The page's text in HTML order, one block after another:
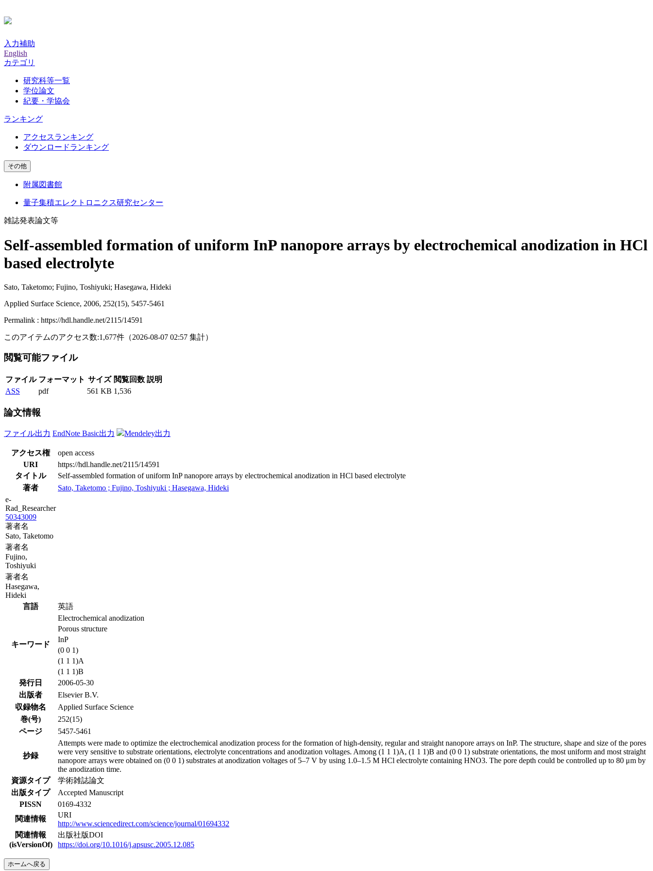
入力補助
English
カテゴリ
研究科等一覧
学位論文
紀要・学協会
ランキング
アクセスランキング
ダウンロードランキング
その他
附属図書館
量子集積エレクトロニクス研究センター
雑誌発表論文等
Self-assembled formation of uniform InP nanopore arrays by electrochemical anodization in HCl
based electrolyte
Sato, Taketomo; Fujino, Toshiyuki; Hasegawa, Hideki
Applied Surface Science, 2006, 252(15), 5457-5461
Permalink : https://hdl.handle.net/2115/14591
このアイテムのアクセス数:1,677件 （2026-08-07 02:57 集計）
閲覧可能ファイル
ファイル フォーマット サイズ 閲覧回数 説明
ASS
pdf 561 KB 1,536
論文情報
ファイル出力 EndNote Basic出力 Mendeley出力
アクセス権
open access
URI
https://hdl.handle.net/2115/14591
タイトル
Self-assembled formation of uniform InP nanopore arrays by electrochemical anodization in HCl based electrolyte
著者
Sato, Taketomo ; Fujino, Toshiyuki ; Hasegawa, Hideki
e-
Rad_Researcher
50343009
著者名
Sato, Taketomo
著者名
Fujino,
Toshiyuki
著者名
Hasegawa,
Hideki
言語
英語
キーワード
Electrochemical anodization
Porous structure
InP
(0 0 1)
(1 1 1)A
(1 1 1)B
発行日
2006-05-30
出版者
Elsevier B.V.
収録物名
Applied Surface Science
巻(号)
252(15)
ページ
5457-5461
抄録
Attempts were made to optimize the electrochemical anodization process for the formation of high-density, regular and straight nanopore arrays on InP. The structure, shape and size of the pores
were very sensitive to substrate orientations, electrolyte concentrations and anodization voltages. Among (1 1 1)A, (1 1 1)B and (0 0 1) substrate orientations, the most uniform and most straight
nanopore arrays were obtained on (0 0 1) substrates at anodization voltages of 5–7 V by using 1.0–1.5 M HCl electrolyte containing HNO3. The pore depth could be controlled up to 80 μm by
the anodization time.
資源タイプ
学術雑誌論文
出版タイプ
Accepted Manuscript
PISSN
0169-4332
関連情報
URI
http://www.sciencedirect.com/science/journal/01694332
関連情報
(isVersionOf)
出版社版DOI
https://doi.org/10.1016/j.apsusc.2005.12.085
ホームへ戻る